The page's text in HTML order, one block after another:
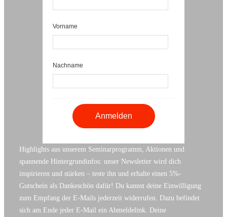
Vorname
Nachname
Highlights aus unserem Seminarprogramm, Aktionen und
spannende Hintergrundinfos: unser Newsletter wird dich
inspirieren und stärken – teste ihn und erhalte einen 5%-
Gutschein als Dankeschön dafür! Du kannst deine Einwilligung
zum Empfang der E-Mails jederzeit widerrufen. Dazu befindet
sich am Ende jeder E-Mail ein Abmeldelink. Deine